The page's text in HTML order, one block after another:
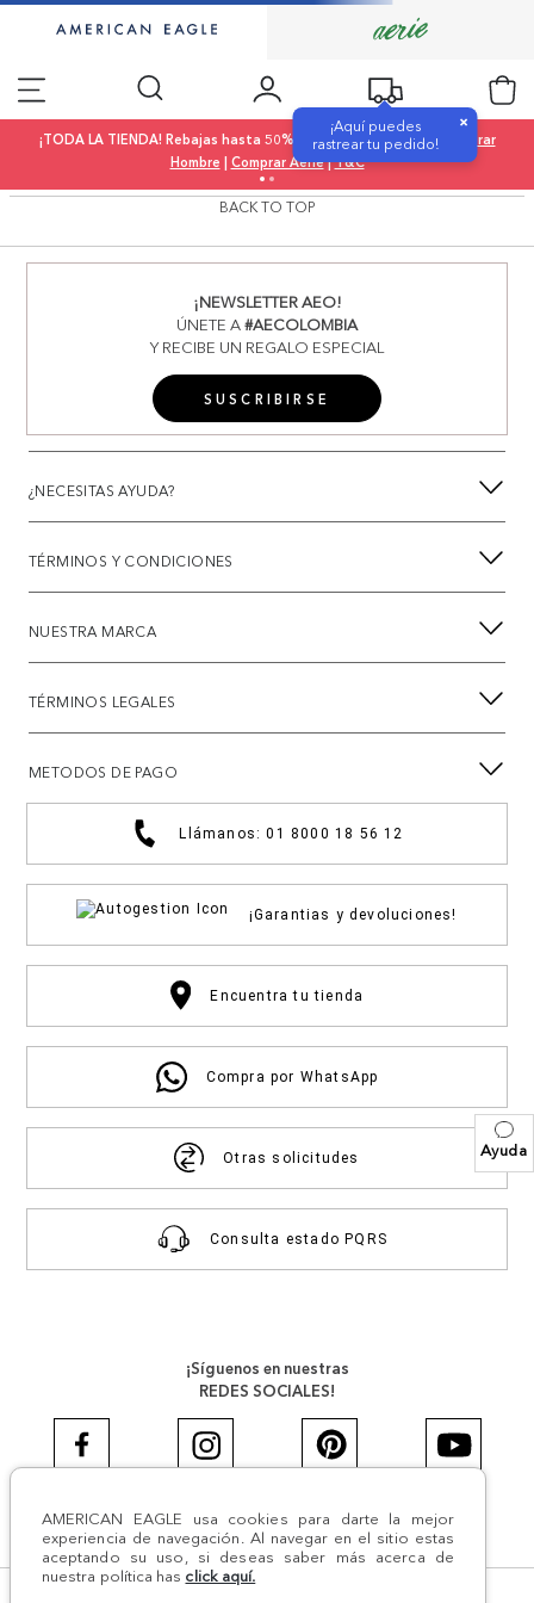
Ayuda
AMERICAN EAGLE usa cookies para darte la mejor
experiencia de navegación. Al navegar en el sitio estas
aceptando su uso, si deseas saber más acerca de
nuestra política has click aquí.
¡Aquí puedes
rastrear tu pedido!
×
¡TODA LA TIENDA! Rebajas hasta 50% OFF |Comprar Mujer|
Comprar
Hombre | Comprar Aerie|T&C
BACK TO TOP
¡NEWSLETTER AEO!
ÚNETE A#AECOLOMBIA
Y RECIBE UN REGALO ESPECIAL
SUSCRIBIRSE
¿NECESITAS AYUDA?
TÉRMINOS Y CONDICIONES
NUESTRA MARCA
TÉRMINOS LEGALES
METODOS DE PAGO
Llámanos: 01 8000 18 56 12
¡Garantias y devoluciones!
Encuentra tu tienda
Compra por WhatsApp
Otras solicitudes
Consulta estado PQRS
¡Síguenos en nuestras
REDES SOCIALES!
#AEJEANS #AerieREALCOL